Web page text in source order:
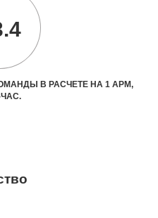
В РАСЧЕТЕ НА 1 АРМ,